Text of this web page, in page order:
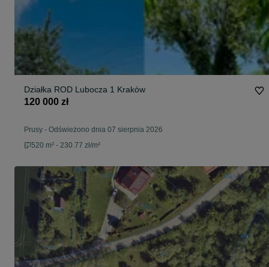
Działka ROD Lubocza 1 Krakòw
120 000 zł
Prusy - Odświeżono dnia 07 sierpnia 2026
520 m² - 230.77 zł/m²